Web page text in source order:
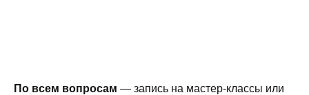
По всем вопросам — запись на мастер-классы или